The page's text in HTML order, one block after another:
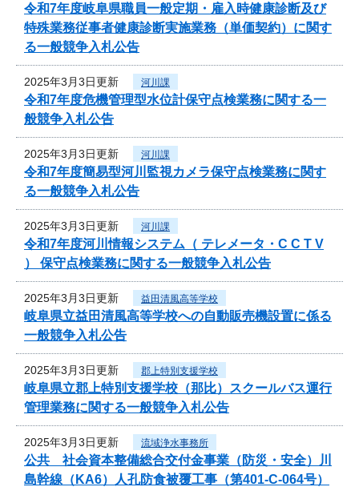
令和7年度岐阜県職員一般定期・雇入時健康診断及び
特殊業務従事者健康診断実施業務（単価契約）に関す
る一般競争入札公告
2025年3月3日更新 河川課
令和7年度危機管理型水位計保守点検業務に関する一
般競争入札公告
2025年3月3日更新 河川課
令和7年度簡易型河川監視カメラ保守点検業務に関す
る一般競争入札公告
2025年3月3日更新 河川課
令和7年度河川情報システム（ テレメータ・C C T V
） 保守点検業務に関する一般競争入札公告
2025年3月3日更新 益田清風高等学校
岐阜県立益田清風高等学校への自動販売機設置に係る
一般競争入札公告
2025年3月3日更新 郡上特別支援学校
岐阜県立郡上特別支援学校（那比）スクールバス運行
管理業務に関する一般競争入札公告
2025年3月3日更新 流域浄水事務所
公共 社会資本整備総合交付金事業（防災・安全）川
島幹線（KA6）人孔防食被覆工事（第401-C-064号）